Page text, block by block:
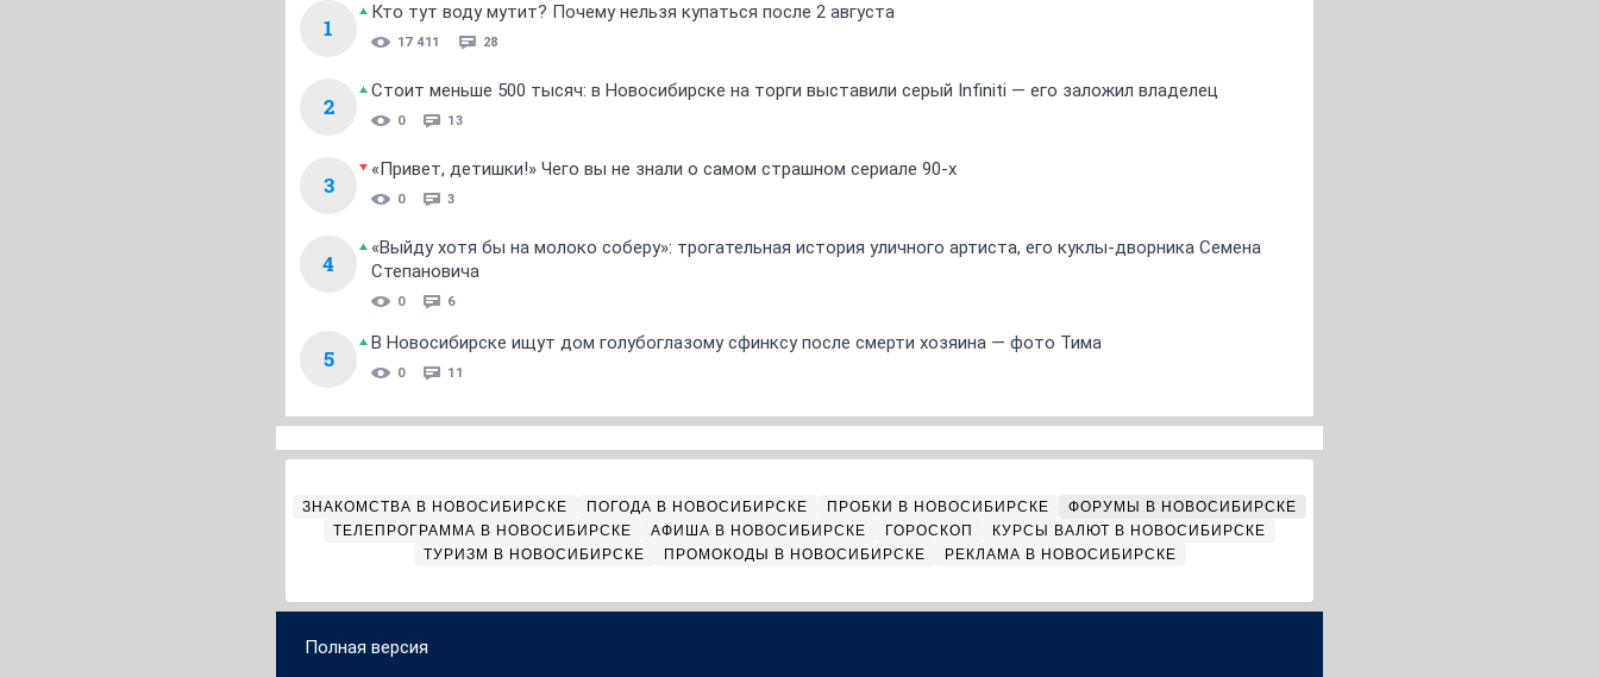
1
Кто тут воду мутит? Почему нельзя купаться после 2 августа
17 411 28
2
Стоит меньше 500 тысяч: в Новосибирске на торги выставили серый Infiniti — его заложил владелец
0 13
3
«Привет, детишки!» Чего вы не знали о самом страшном сериале 90-х
0 3
4
«Выйду хотя бы на молоко соберу»: трогательная история уличного артиста, его куклы-дворника Семена
Степановича
0 6
5
В Новосибирске ищут дом голубоглазому сфинксу после смерти хозяина — фото Тима
0 11
ЗНАКОМСТВА В НОВОСИБИРСКЕ ПОГОДА В НОВОСИБИРСКЕ ПРОБКИ В НОВОСИБИРСКЕ
ФОРУМЫ В НОВОСИБИРСКЕ
ТЕЛЕПРОГРАММА В НОВОСИБИРСКЕ
АФИША В НОВОСИБИРСКЕ ГОРОСКОП
КУРСЫ ВАЛЮТ В НОВОСИБИРСКЕ
ТУРИЗМ В НОВОСИБИРСКЕ
ПРОМОКОДЫ В НОВОСИБИРСКЕ РЕКЛАМА В НОВОСИБИРСКЕ
Полная версия